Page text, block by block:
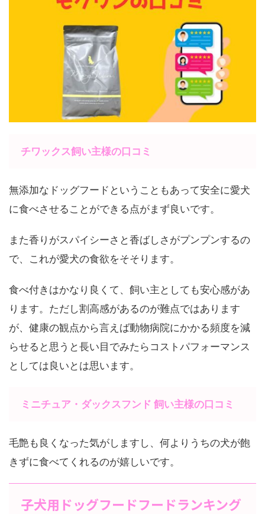
チワックス飼い主様の口コミ
無添加なドッグフードということもあって安全に愛犬
に食べさせることができる点がまず良いです。
また香りがスパイシーさと香ばしさがプンプンするの
で、これが愛犬の食欲をそそります。
食べ付きはかなり良くて、飼い主としても安心感があ
ります。ただし割高感があるのが難点ではあります
が、健康の観点から言えば動物病院にかかる頻度を減
らせると思うと長い目でみたらコストパフォーマンス
としては良いとは思います。
ミニチュア・ダックスフンド 飼い主様の口コミ
毛艶も良くなった気がしますし、何よりうちの犬が飽
きずに食べてくれるのが嬉しいです。
子犬用ドッグフードフードランキング